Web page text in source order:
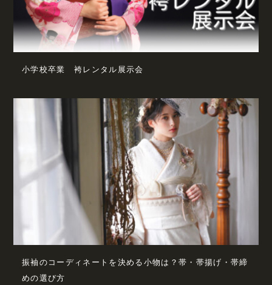
小学校卒業 袴レンタル展示会
振袖のコーディネートを決める小物は？帯・帯揚げ・帯締
めの選び方